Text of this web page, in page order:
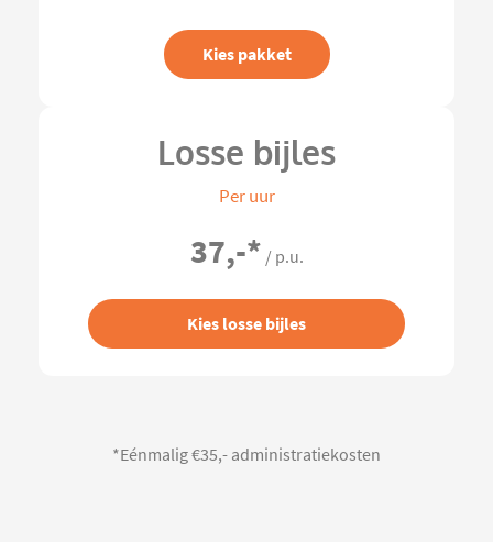
Kies pakket
Losse bijles
Per uur
37,-* / p.u.
Kies losse bijles
*Eénmalig €35,- administratiekosten